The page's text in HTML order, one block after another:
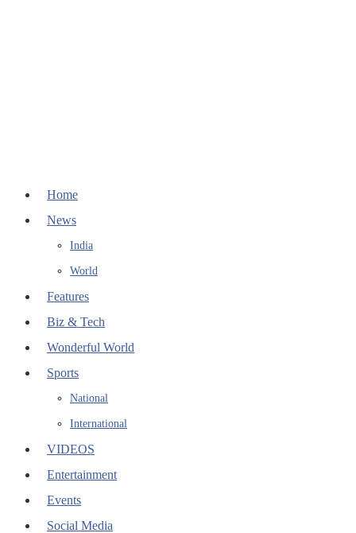
Home
News
India
World
Features
Biz & Tech
Wonderful World
Sports
National
International
VIDEOS
Entertainment
Events
Social Media